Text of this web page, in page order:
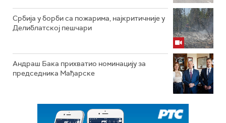
Србија у борби са пожарима, најкритичније у
Делиблатској пешчари
Андраш Бака прихватио номинацију за
председника Мађарске